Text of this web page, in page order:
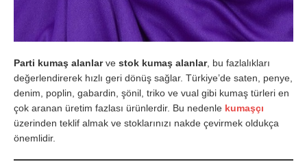
Parti kumaş alanlarve stok kumaş alanlar, bu fazlalıkları
değerlendirerek hızlı geri dönüş sağlar. Türkiye’de saten, penye,
denim, poplin, gabardin, şönil, triko ve vual gibi kumaş türleri en
çok aranan üretim fazlası ürünlerdir. Bu nedenle kumaşçı
üzerinden teklif almak ve stoklarınızı nakde çevirmek oldukça
önemlidir.